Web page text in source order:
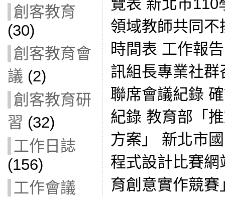
創客教育
(30)
創客教育會
議 (2)
創客教育研
習 (32)
工作日誌
(156)
工作會議
覽表 新北市110
領域教師共同
時間表 工作報
訊組長專業社
聯席會議紀錄
紀錄 教育部「
方案」 新北市
程式設計比賽
育創意實作競